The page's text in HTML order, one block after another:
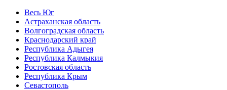
Весь Юг
Астраханская область
Волгоградская область
Краснодарский край
Республика Адыгея
Республика Калмыкия
Ростовская область
Республика Крым
Севастополь